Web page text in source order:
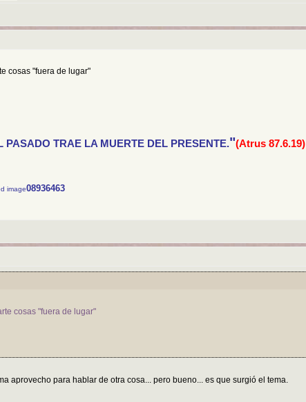
cosas "fuera de lugar"
PASADO TRAE LA MUERTE DEL PRESENTE."(Atrus 87.6.19)
08936463
cosas "fuera de lugar"
aprovecho para hablar de otra cosa... pero bueno... es que surgió el tema.